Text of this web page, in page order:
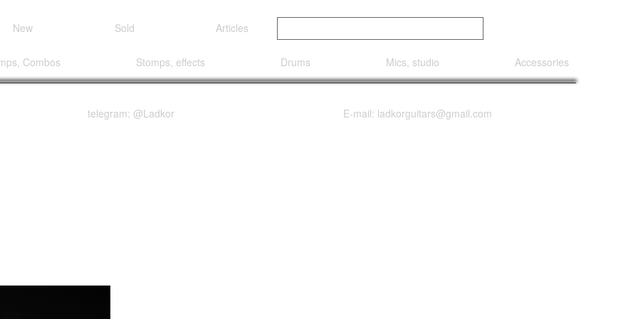
New Sold Articles
Combos Stomps, effects Drums Mics, studio Accessories
telegram: @Ladkor E-mail: ladkorguitars@gmail.com